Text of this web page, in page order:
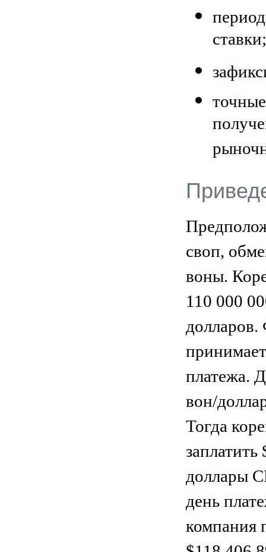
ставки;
своп,
воны.
110 000
долларов.
платежа.
вон/
Тогда
доллары
день
компания